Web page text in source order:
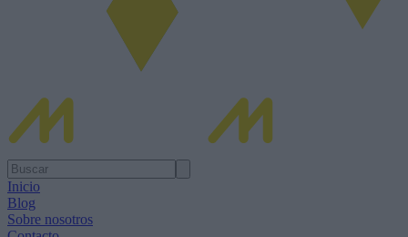
Inicio
Blog
Sobre nosotros